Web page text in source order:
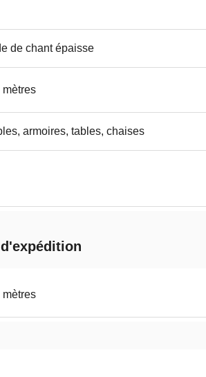
de chant épaisse
mètres
armoires, tables, chaises
mètres